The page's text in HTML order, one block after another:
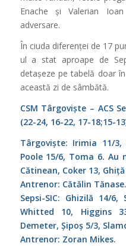
Enache și Valerian
adversare.
În ciuda diferenței de 17
ul a stat aproape de
detașeze pe tabelă doar
această zi de sâmbătă.
CSM Târgoviște – ACS
(22-24, 16-22, 17-18;15-
Târgoviște: Irimia 11/3,
Poole 15/6, Toma 6. Au
Cătinean, Coker 13,
Antrenor: Cătălin Tănase.
Sepsi-SIC: Ghizilă 14/
Whitted 10, Higgins
Demeter, Șipoș 5/3,
Antrenor: Zoran Mikes.